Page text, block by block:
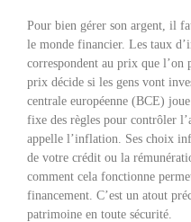
Pour bien gérer son argent, il
le monde financier. Les taux
correspondent au prix que l’on
prix décide si les gens vont
centrale européenne (BCE)
fixe des règles pour contrôler
appelle l’inflation. Ses choix
de votre crédit ou la
comment cela fonctionne
financement. C’est un atout
patrimoine en toute sécurité.